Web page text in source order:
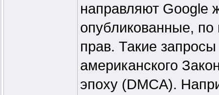
направляют Google
опубликованные,
прав. Такие
американского
эпоху (DMCA).